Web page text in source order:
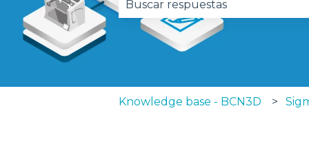
No hay sugerencias porque el
Knowledge base - BCN3D